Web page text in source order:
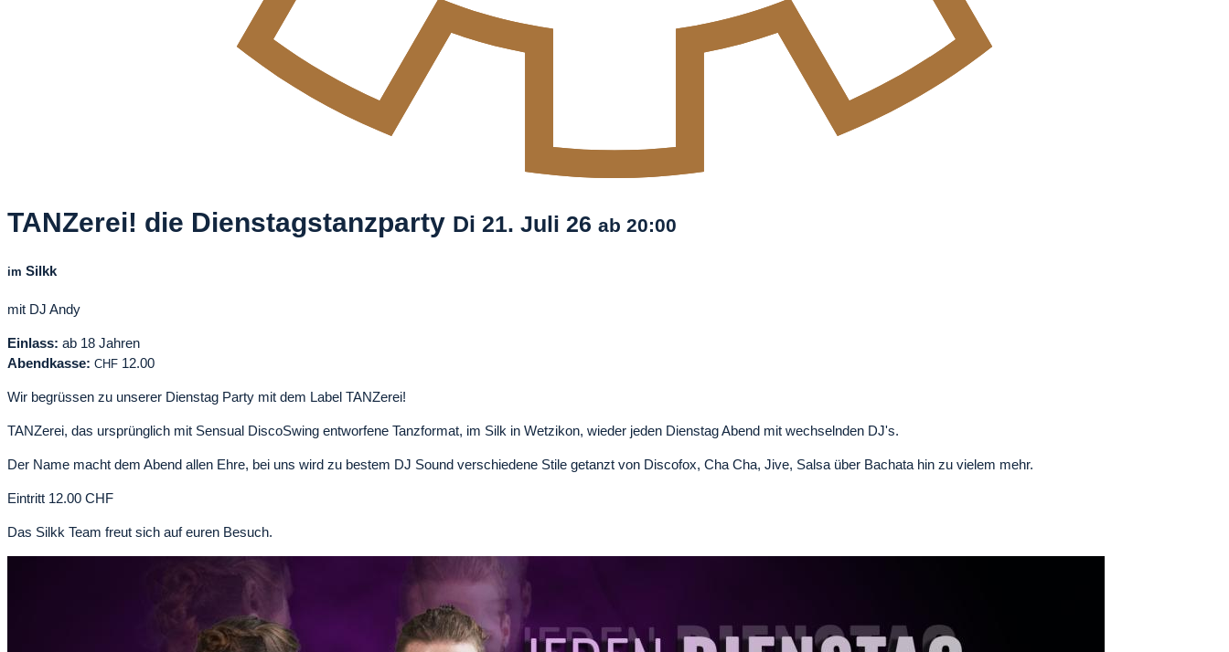
TANZerei! die Dienstagstanzparty Di 21. Juli 26 ab 20:00
im Silkk
mit DJ Andy
Einlass: ab 18 Jahren
Abendkasse: CHF 12.00
Wir begrüssen zu unserer Dienstag Party mit dem Label TANZerei!
TANZerei, das ursprünglich mit Sensual DiscoSwing entworfene Tanzformat, im Silk in Wetzikon, wieder jeden Dienstag Abend mit wechselnden DJ's.
Der Name macht dem Abend allen Ehre, bei uns wird zu bestem DJ Sound verschiedene Stile getanzt von Discofox, Cha Cha, Jive, Salsa über Bachata hin zu vielem mehr.
Eintritt 12.00 CHF
Das Silkk Team freut sich auf euren Besuch.